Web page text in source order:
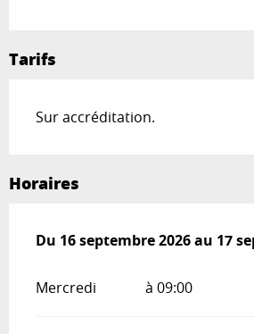
Tarifs
Sur accréditation.
Horaires
Du 16 septembre 2026au 17
Du 16 septembre 2026au 17
Mercredi à 09:00